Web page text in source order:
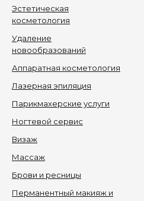
Эстетическая
косметология
Удаление
новообразований
Аппаратная косметология
Лазерная эпиляция
Парикмахерские услуги
Ногтевой сервис
Визаж
Массаж
Брови и ресницы
Перманентный макияж и